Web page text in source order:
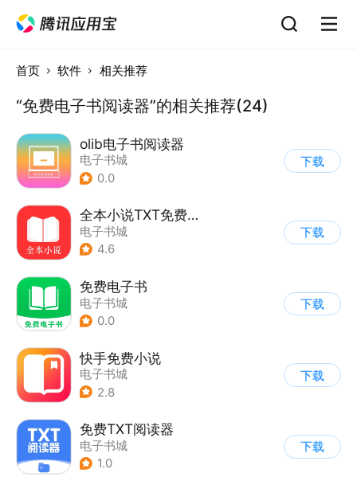
首页 软件 相关推荐
“免费电子书阅读器”的相关推荐(24)
olib电子书阅读器
电子书城
0.0
下载
全本小说TXT免费阅读器
电子书城
4.6
下载
免费电子书
电子书城
0.0
下载
快手免费小说
电子书城
2.8
下载
免费TXT阅读器
电子书城
1.0
下载